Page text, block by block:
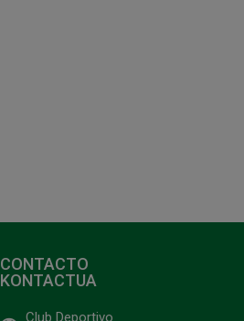
CONTACTO
KONTACTUA
Club Deportivo